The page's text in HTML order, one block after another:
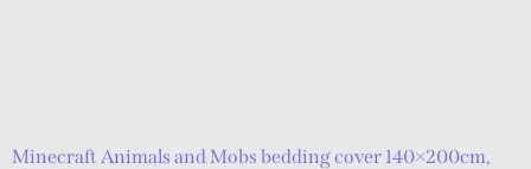
Minecraft Animals and Mobs bedding cover 140×200cm,